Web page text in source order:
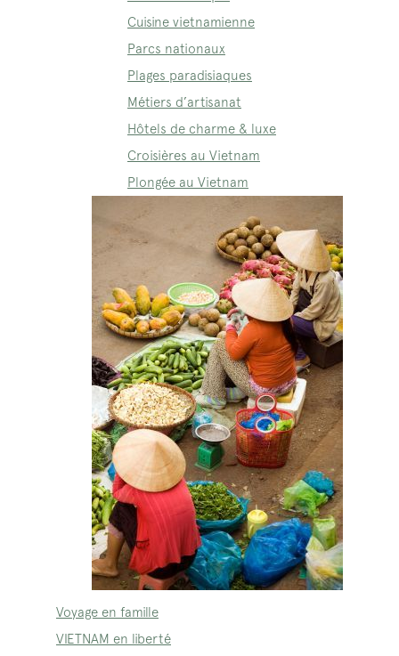
Cuisine vietnamienne
Parcs nationaux
Plages paradisiaques
Métiers d’artisanat
Hôtels de charme & luxe
Croisières au Vietnam
Plongée au Vietnam
Voyage en famille
VIETNAM en liberté